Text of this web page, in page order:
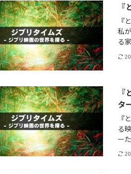
『
私
る
タ
『
る
ー